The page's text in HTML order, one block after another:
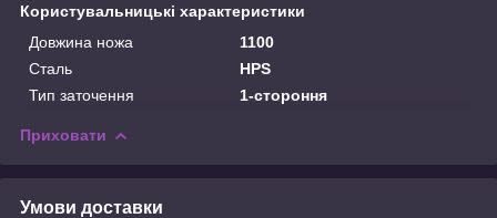
Користувальницькі характеристики
Довжина ножа
1100
Сталь
HPS
Тип заточення
1-стороння
Приховати
Умови доставки